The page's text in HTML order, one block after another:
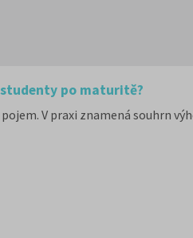
po maturitě?
V praxi znamená souhrn